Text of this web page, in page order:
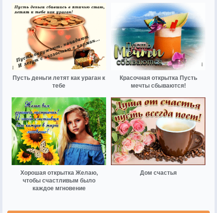
Пусть деньги летят как ураган к
тебе
Красочная открытка Пусть
мечты сбываются!
Хорошая открытка Желаю,
чтобы счастливым было
каждое мгновение
Дом счастья